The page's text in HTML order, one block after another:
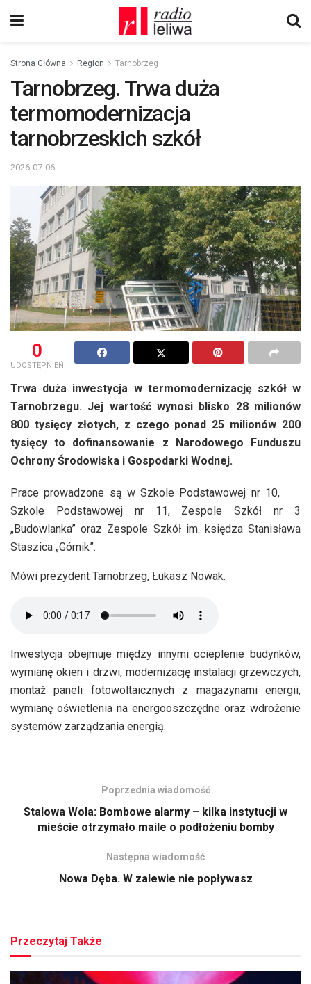
Strona Główna Region Tarnobrzeg
Tarnobrzeg. Trwa duża
termomodernizacja
tarnobrzeskich szkół
2026-07-06
0
UDOSTĘPNIEŃ
Trwa duża inwestycja w termomodernizację szkół w
Tarnobrzegu. Jej wartość wynosi blisko 28 milionów
800 tysięcy złotych, z czego ponad 25 milionów 200
tysięcy to dofinansowanie z Narodowego Funduszu
Ochrony Środowiska i Gospodarki Wodnej.
Prace prowadzone są w Szkole Podstawowej nr 10,
Szkole Podstawowej nr 11, Zespole Szkół nr 3
„Budowlanka” oraz Zespole Szkół im. księdza Stanisława
Staszica „Górnik”.
Mówi prezydent Tarnobrzeg, Łukasz Nowak.
Inwestycja obejmuje między innymi ocieplenie budynków,
wymianę okien i drzwi, modernizację instalacji grzewczych,
montaż paneli fotowoltaicznych z magazynami energii,
wymianę oświetlenia na energooszczędne oraz wdrożenie
systemów zarządzania energią.
Poprzednia wiadomość
Stalowa Wola: Bombowe alarmy – kilka instytucji w
mieście otrzymało maile o podłożeniu bomby
Następna wiadomość
Nowa Dęba. W zalewie nie popływasz
Przeczytaj Także